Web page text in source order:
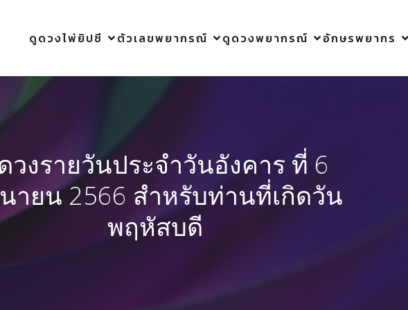
ดูดวงไพ่ยิปซี ตัวเลขพยากรณ์ ดูดวงพยากรณ์ อักษรพยากร
วงรายวันประจำวันอังคาร ที่ 6
ายน 2566 สำหรับท่านที่เกิดวัน
พฤหัสบดี